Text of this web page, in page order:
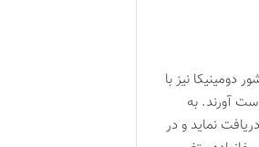
نیز با
آورند. به
دومینیکا دریافت نماید و در